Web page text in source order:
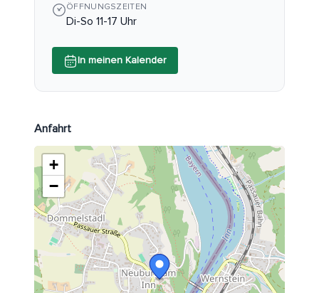
ÖFFNUNGSZEITEN
Di-So 11-17 Uhr
In meinen Kalender
Anfahrt
+
−